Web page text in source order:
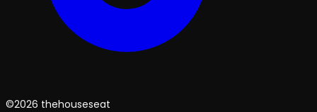
©2026 thehouseseat